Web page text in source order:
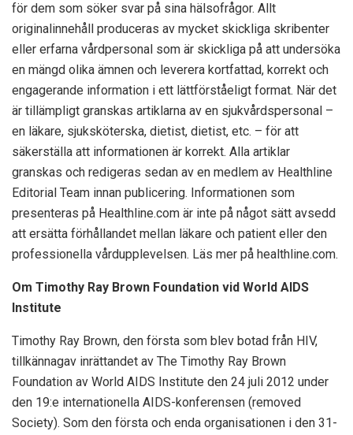
för dem som söker svar på sina hälsofrågor. Allt
originalinnehåll produceras av mycket skickliga skribenter
eller erfarna vårdpersonal som är skickliga på att undersöka
en mängd olika ämnen och leverera kortfattad, korrekt och
engagerande information i ett lättförståeligt format. När det
är tillämpligt granskas artiklarna av en sjukvårdspersonal –
en läkare, sjuksköterska, dietist, dietist, etc. – för att
säkerställa att informationen är korrekt. Alla artiklar
granskas och redigeras sedan av en medlem av Healthline
Editorial Team innan publicering. Informationen som
presenteras på Healthline.com är inte på något sätt avsedd
att ersätta förhållandet mellan läkare och patient eller den
professionella vårdupplevelsen. Läs mer på healthline.com.
Om Timothy Ray Brown Foundation vid World AIDS
Institute
Timothy Ray Brown, den första som blev botad från HIV,
tillkännagav inrättandet av The Timothy Ray Brown
Foundation av World AIDS Institute den 24 juli 2012 under
den 19:e internationella AIDS-konferensen (removed
Society). Som den första och enda organisationen i den 31-